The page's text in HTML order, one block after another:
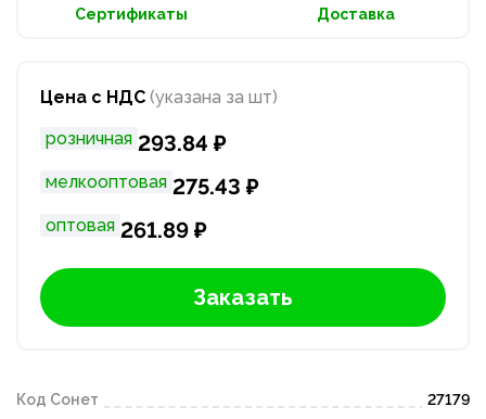
Сертификаты Доставка
Цена с НДС (указана за шт)
розничная 293.84 ₽
мелкооптовая 275.43 ₽
оптовая 261.89 ₽
Заказать
Код Сонет 27179